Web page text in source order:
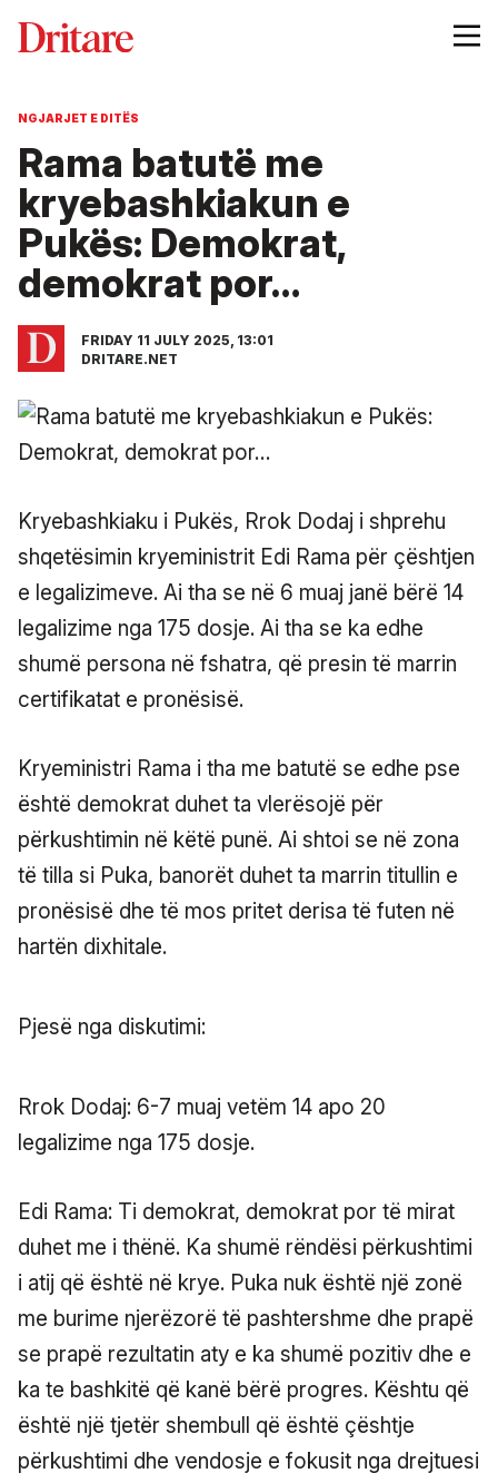
NGJARJET E DITËS
Rama batutë me
kryebashkiakun e
Pukës: Demokrat,
demokrat por…
FRIDAY 11 JULY 2025, 13:01
DRITARE.NET
Kryebashkiaku i Pukës, Rrok Dodaj i shprehu
shqetësimin kryeministrit Edi Rama për çështjen
e legalizimeve. Ai tha se në 6 muaj janë bërë 14
legalizime nga 175 dosje. Ai tha se ka edhe
shumë persona në fshatra, që presin të marrin
certifikatat e pronësisë.
Kryeministri Rama i tha me batutë se edhe pse
është demokrat duhet ta vlerësojë për
përkushtimin në këtë punë. Ai shtoi se në zona
të tilla si Puka, banorët duhet ta marrin titullin e
pronësisë dhe të mos pritet derisa të futen në
hartën dixhitale.
Pjesë nga diskutimi:
Rrok Dodaj: 6-7 muaj vetëm 14 apo 20
legalizime nga 175 dosje.
Edi Rama: Ti demokrat, demokrat por të mirat
duhet me i thënë. Ka shumë rëndësi përkushtimi
i atij që është në krye. Puka nuk është një zonë
me burime njerëzorë të pashtershme dhe prapë
se prapë rezultatin aty e ka shumë pozitiv dhe e
ka te bashkitë që kanë bërë progres. Kështu që
është një tjetër shembull që është çështje
përkushtimi dhe vendosje e fokusit nga drejtuesi